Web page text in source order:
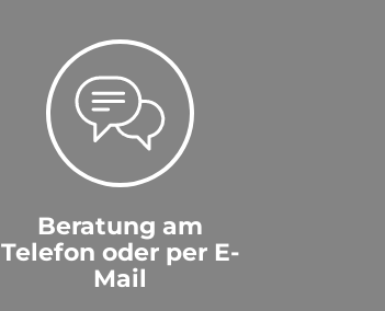
Beratung am
Telefon oder per E-
Mail